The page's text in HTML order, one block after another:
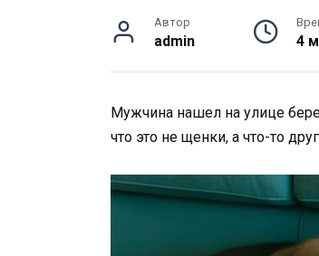
Автор
admin 4
Мужчина нашел на улице
что это не щенки, а что-то